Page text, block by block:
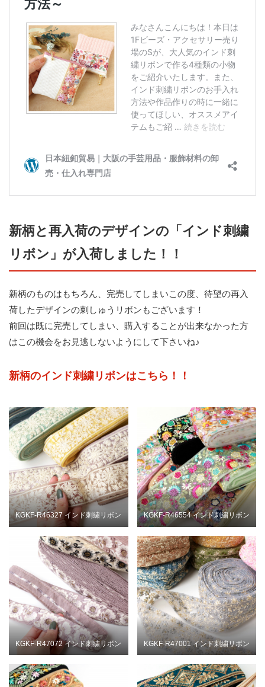
新柄と再入荷のデザインの「インド刺繍
リボン」が入荷しました！！
新柄のものはもちろん、完売してしまいこの度、待望の再入
荷したデザインの刺しゅうリボンもございます！
前回は既に完売してしまい、購入することが出来なかった方
はこの機会をお見逃しないようにして下さいね♪
新柄のインド刺繍リボンはこちら！！
KGKF-R46327 インド刺繍リボン KGKF-R46554 インド刺繍リボン
KGKF-R47072 インド刺繍リボン KGKF-R47001 インド刺繍リボン